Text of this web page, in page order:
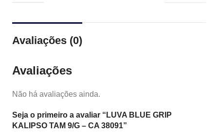
Avaliações (0)
Avaliações
Não há avaliações ainda.
Seja o primeiro a avaliar “LUVA BLUE GRIP
KALIPSO TAM 9/G – CA 38091”